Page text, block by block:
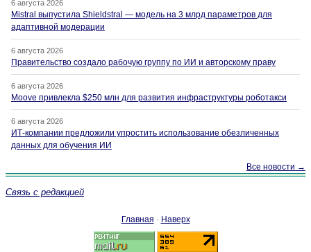
6 августа 2026
Mistral выпустила Shieldstral — модель на 3 млрд параметров для
адаптивной модерации
6 августа 2026
Правительство создало рабочую группу по ИИ и авторскому праву
6 августа 2026
Moove привлекла $250 млн для развития инфраструктуры роботакси
6 августа 2026
ИТ-компании предложили упростить использование обезличенных
данных для обучения ИИ
Все новости →
Связь с редакцией
Главная · Наверх